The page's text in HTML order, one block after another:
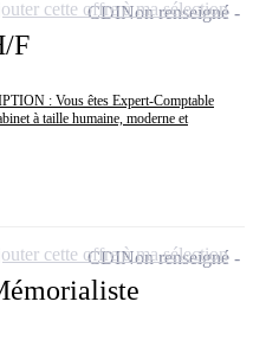
F
: Vous êtes Expert-Comptable
à taille humaine, moderne et
CDINon renseigné
cette offre à ma sélection
CDINon renseigné
cette offre à ma sélection